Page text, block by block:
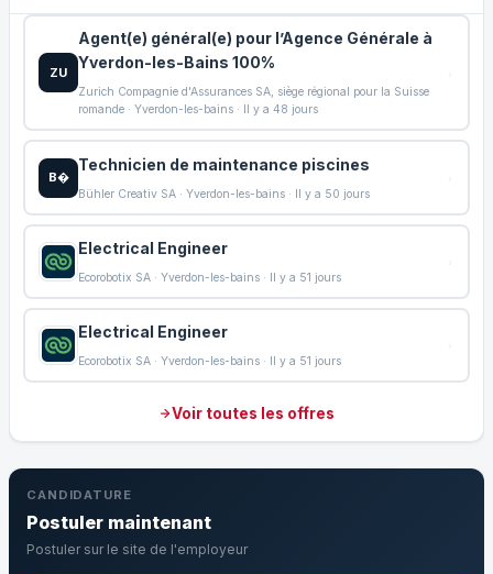
ZU
Agent(e) général(e) pour l’Agence Générale à
Yverdon-les-Bains 100%
Zurich Compagnie d'Assurances SA, siège régional pour la Suisse
romande · Yverdon-les-bains · Il y a 48 jours
B�
Technicien de maintenance piscines
Bühler Creativ SA · Yverdon-les-bains · Il y a 50 jours
Electrical Engineer
Ecorobotix SA · Yverdon-les-bains · Il y a 51 jours
Electrical Engineer
Ecorobotix SA · Yverdon-les-bains · Il y a 51 jours
Voir toutes les offres
CANDIDATURE
Postuler maintenant
Postuler sur le site de l'employeur